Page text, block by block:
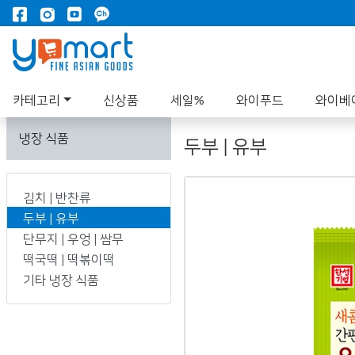
카테고리 신상품 세일% 와이푸드 와이베
냉장 식품
김치 | 반찬류
두부 | 유부
단무지 | 우엉 | 쌈무
떡국떡 | 떡볶이떡
기타 냉장 식품
두부 | 유부